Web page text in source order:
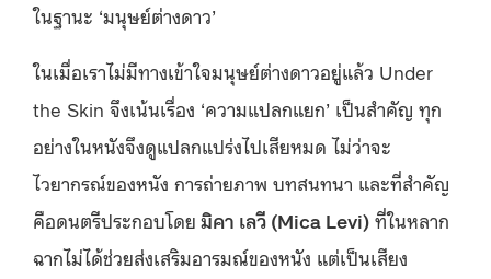
ในฐานะ ‘มนุษย์ต่างดาว’
ในเมื่อเราไม่มีทางเข้าใจมนุษย์ต่างดาวอยู่แล้ว Under
the Skin จึงเน้นเรื่อง ‘ความแปลกแยก’ เป็นสำคัญ ทุก
อย่างในหนังจึงดูแปลกแปร่งไปเสียหมด ไม่ว่าจะ
ไวยากรณ์ของหนัง การถ่ายภาพ บทสนทนา และที่สำคัญ
คือดนตรีประกอบโดย มิคา เลวี (Mica Levi) ที่ในหลาก
ฉากไม่ได้ช่วยส่งเสริมอารมณ์ของหนัง แต่เป็นเสียง